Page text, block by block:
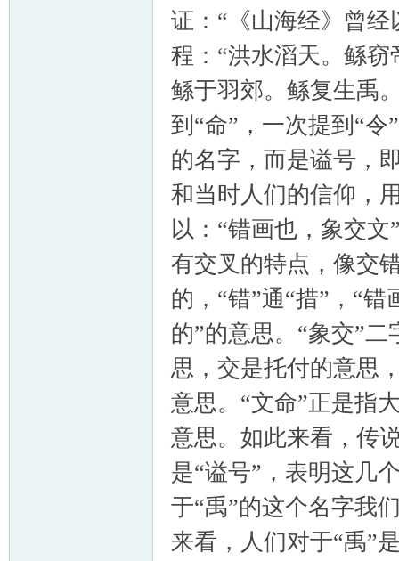
证：“《山海经》曾
程：“洪水滔天。鲧
鲧于羽郊。鲧复生禹
到“命”，一次提到“令
的名字，而是谥号，
和当时人们的信仰，
以：“错画也，象交
有交叉的特点，像交
的，“错”通“措”，“
的”的意思。“象交”
思，交是托付的意思
意思。“文命”正是指
意思。如此来看，传
是“谥号”，表明这几
于“禹”的这个名字我
来看，人们对于“禹”